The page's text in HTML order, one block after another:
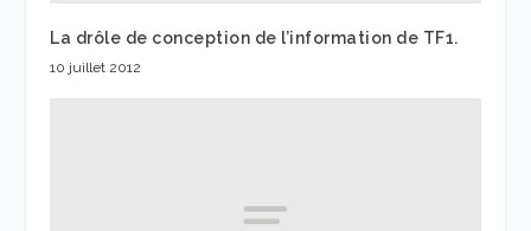
La drôle de conception de l’information de TF1.
10 juillet 2012